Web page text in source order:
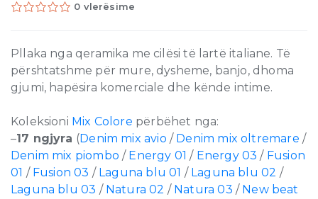
0 vlerësime
Pllaka nga qeramika me cilësi të lartë italiane. Të
përshtatshme për mure, dysheme, banjo, dhoma
gjumi, hapësira komerciale dhe kënde intime.
Koleksioni Mix Colore përbëhet nga:
–17 ngjyra (Denim mix avio / Denim mix oltremare /
Denim mix piombo / Energy 01 / Energy 03 / Fusion
01 / Fusion 03 / Laguna blu 01 / Laguna blu 02 /
Laguna blu 03 / Natura 02 / Natura 03 / New beat